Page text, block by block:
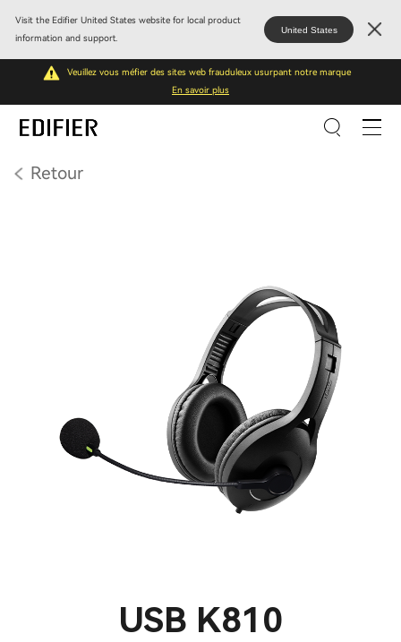
Visit the Edifier United States website for local product
information and support.
United States
Veuillez vous méfier des sites web frauduleux usurpant notre marque
En savoir plus
Retour
USB K810